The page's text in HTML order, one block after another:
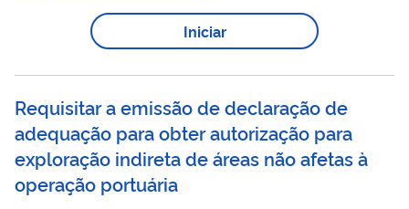
cadastro como usuário externo no SEI-ANP ".
Iniciar
Requisitar a emissão de declaração de
adequação para obter autorização para
exploração indireta de áreas não afetas à
operação portuária